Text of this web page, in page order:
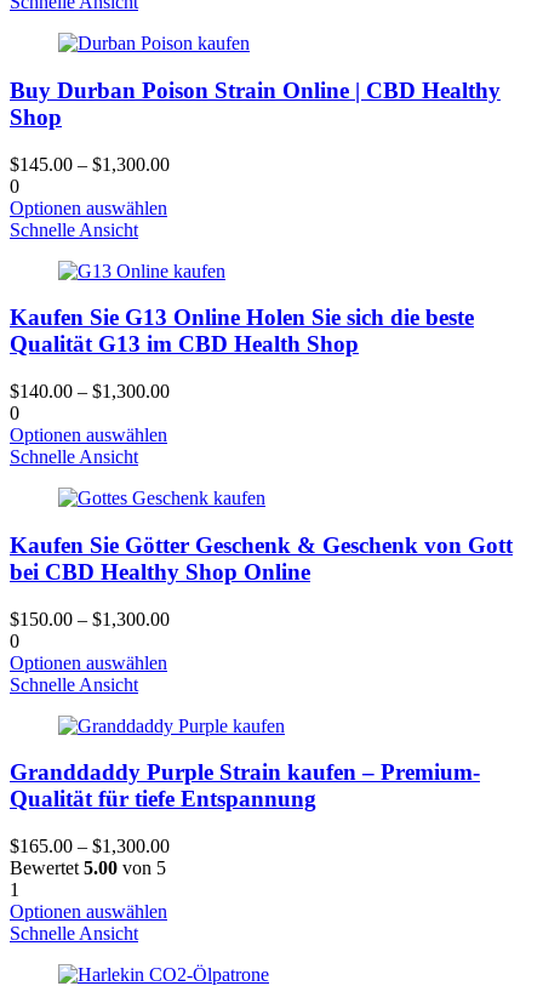
werden
mehrere
Die
auf
der
gewählt
Buy Durban Poison Strain Online | CBD Healthy
Shop
$145.00 – $1,300.00
0
Optionen auswählen
mehrere
Die
Optionen
können
auf
der
gewählt
Schnelle Ansicht
Kaufen Sie G13 Online Holen Sie sich die beste
Qualität G13 im CBD Health Shop
$140.00 – $1,300.00
0
Optionen auswählen
mehrere
Die
Optionen
können
auf
der
gewählt
Schnelle Ansicht
Kaufen Sie Götter Geschenk & Geschenk von Gott
bei CBD Healthy Shop Online
$150.00 – $1,300.00
0
Optionen auswählen
mehrere
Die
Optionen
können
auf
der
werden
Schnelle Ansicht
Granddaddy Purple Strain kaufen – Premium-
Qualität für tiefe Entspannung
$165.00 – $1,300.00
Bewertet 5.00 von 5
1
Optionen auswählen
mehrere
Schnelle Ansicht